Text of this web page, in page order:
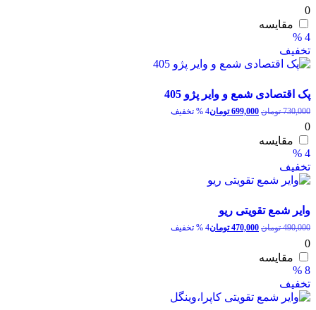
0
مقایسه
4 %
تخفیف
پک اقتصادی شمع و وایر پژو 405
730,000 تومان قیمت
699,000 تومان4 % تخفیف
قیمت
0
مقایسه
4 %
تخفیف
وایر شمع تقویتی ریو
490,000 تومان قیمت
470,000 تومان4 % تخفیف
قیمت
0
مقایسه
8 %
تخفیف